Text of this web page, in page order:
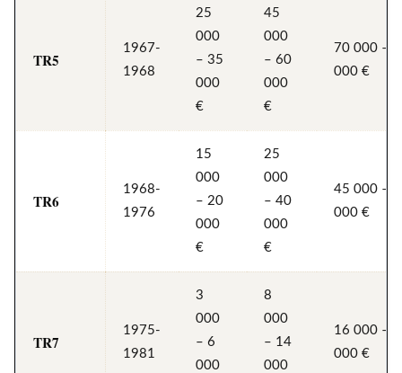
TR5
1967-
1968
25
000
– 35
000
€
45
000
– 60
000
€
70 000 –
000 €
TR6
1968-
1976
15
000
– 20
000
€
25
000
– 40
000
€
45 000 –
000 €
TR7
1975-
1981
3
000
– 6
000
8
000
– 14
000
16 000 –
000 €